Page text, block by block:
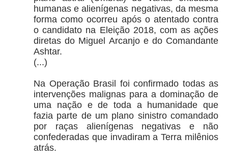
humanas e alienígenas negativas, da mesma
forma como ocorreu após o atentado contra
o candidato na Eleição 2018, com as ações
diretas do Miguel Arcanjo e do Comandante
Ashtar.
(...)
Na Operação Brasil foi confirmado todas as
intervenções malignas para a dominação de
uma nação e de toda a humanidade que
fazia parte de um plano sinistro comandado
por raças alienígenas negativas e não
confederadas que invadiram a Terra milênios
atrás.